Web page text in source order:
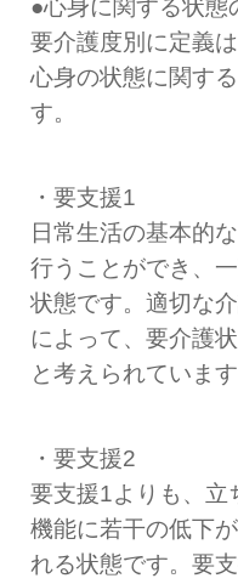
●心身に関する状態
要介護度別に定義
心身の状態に関す
す。
・要支援1
日常生活の基本的
行うことができ、
状態です。適切な
によって、要介護
と考えられています
・要支援2
要支援1よりも、立
機能に若干の低下
れる状態です。要